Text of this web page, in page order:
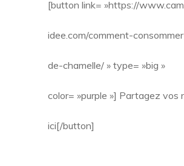
[button link= »https://
idee.com/comment-
de-chamelle/ » type= »big »
color= »purple »] Partagez vos
ici[/button]